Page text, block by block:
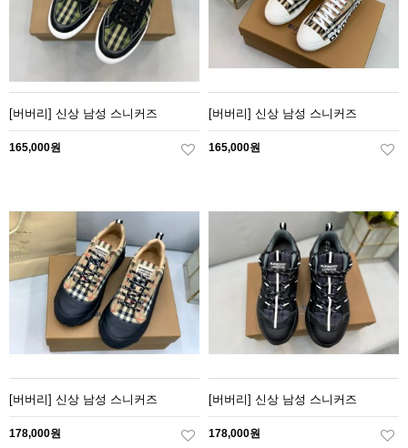
[버버리] 신상 남성 스니커즈
165,000원
[버버리] 신상 남성 스니커즈
165,000원
[버버리] 신상 남성 스니커즈
178,000원
[버버리] 신상 남성 스니커즈
178,000원